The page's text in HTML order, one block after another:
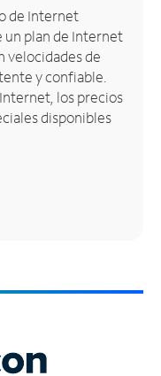
de Internet
un plan de Internet
velocidades de
y confiable.
los precios
disponibles